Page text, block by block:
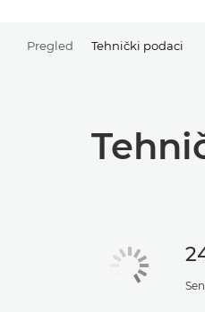
Pregled Tehnički podaci